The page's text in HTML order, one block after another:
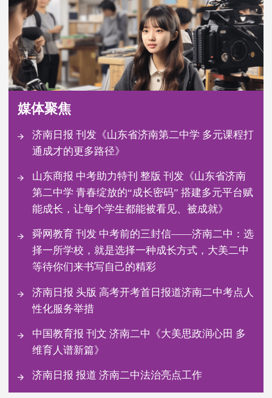
媒体聚焦
济南日报 刊发《山东省济南第二中学 多元课程打
通成才的更多路径》
山东商报 中考助力特刊 整版 刊发《山东省济南
第二中学 青春绽放的“成长密码” 搭建多元平台赋
能成长，让每个学生都能被看见、被成就》
舜网教育 刊发 中考前的三封信——济南二中：选
择一所学校，就是选择一种成长方式，大美二中
等待你们来书写自己的精彩
济南日报 头版 高考开考首日报道济南二中考点人
性化服务举措
中国教育报 刊文 济南二中《大美思政润心田 多
维育人谱新篇》
济南日报 报道 济南二中法治亮点工作